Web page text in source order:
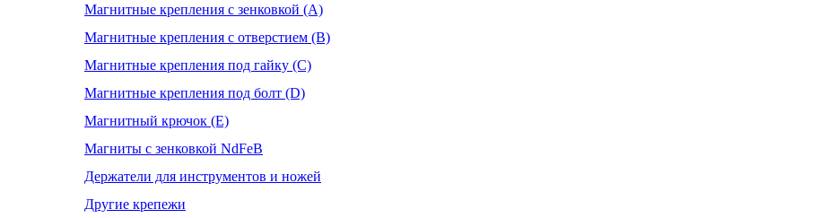
Магнитные крепления с зенковкой (А)
Магнитные крепления с отверстием (В)
Магнитные крепления под гайку (С)
Магнитные крепления под болт (D)
Магнитный крючок (Е)
Магниты с зенковкой NdFeB
Держатели для инструментов и ножей
Другие крепежи